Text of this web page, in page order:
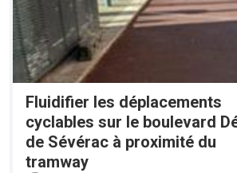
Fluidifier les déplacements
cyclables sur le boulevard
de Sévérac à proximité du
tramway